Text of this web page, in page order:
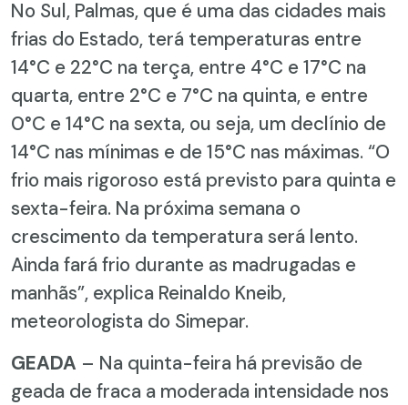
No Sul, Palmas, que é uma das cidades mais
frias do Estado, terá temperaturas entre
14°C e 22°C na terça, entre 4°C e 17°C na
quarta, entre 2°C e 7°C na quinta, e entre
0°C e 14°C na sexta, ou seja, um declínio de
14°C nas mínimas e de 15°C nas máximas. “O
frio mais rigoroso está previsto para quinta e
sexta-feira. Na próxima semana o
crescimento da temperatura será lento.
Ainda fará frio durante as madrugadas e
manhãs”, explica Reinaldo Kneib,
meteorologista do Simepar.
GEADA – Na quinta-feira há previsão de
geada de fraca a moderada intensidade nos